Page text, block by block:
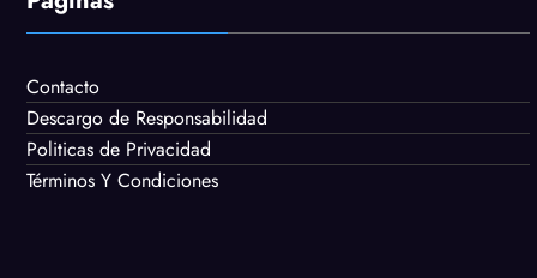
Contacto
Descargo de Responsabilidad
Politicas de Privacidad
Términos Y Condiciones